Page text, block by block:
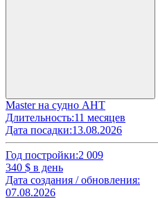
Master на судно AHT
Длительность:11 месяцев
Дата посадки:13.08.2026
Год постройки:2 009
340 $ в день
Дата создания / обновления:
07.08.2026